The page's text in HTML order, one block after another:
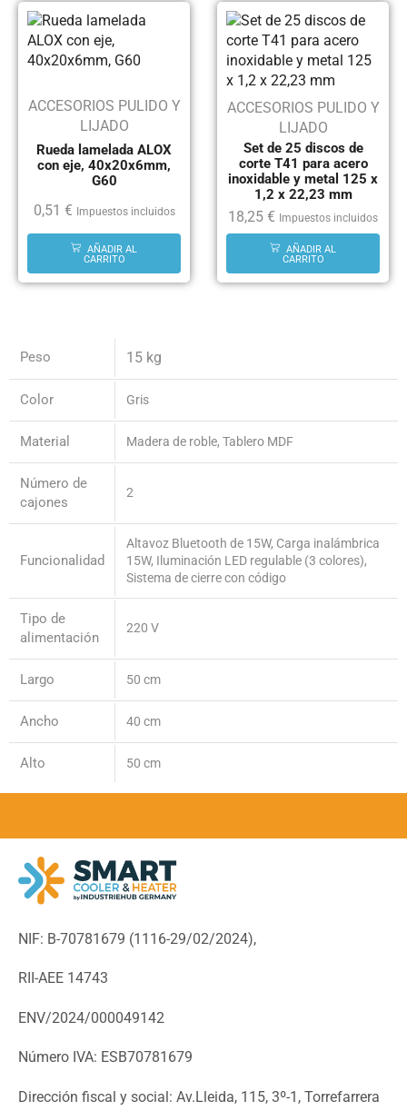
ACCESORIOS PULIDO Y
LIJADO
Rueda lamelada ALOX
con eje, 40x20x6mm,
G60
0,51 € Impuestos incluidos
AÑADIR AL
CARRITO
ACCESORIOS PULIDO Y
LIJADO
Set de 25 discos de
corte T41 para acero
inoxidable y metal 125 x
1,2 x 22,23 mm
18,25 € Impuestos incluidos
AÑADIR AL
CARRITO
Peso 15 kg
Color Gris
Material Madera de roble, Tablero MDF
Número de
cajones
2
Funcionalidad
Altavoz Bluetooth de 15W, Carga inalámbrica
15W, Iluminación LED regulable (3 colores),
Sistema de cierre con código
Tipo de
alimentación
220 V
Largo 50 cm
Ancho 40 cm
Alto 50 cm
NIF: B-70781679 (1116-29/02/2024),
RII-AEE 14743
ENV/2024/000049142
Número IVA: ESB70781679
Dirección fiscal y social: Av.Lleida, 115, 3º-1, Torrefarrera